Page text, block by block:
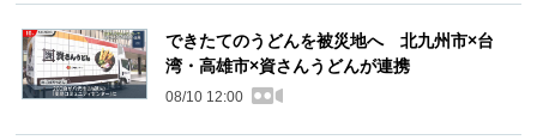
できたてのうどんを被災地へ 北九州市×台
湾・高雄市×資さんうどんが連携
08/10 12:00